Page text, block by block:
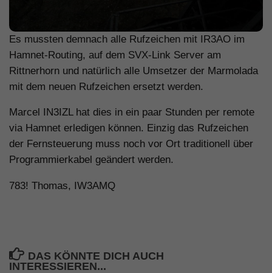
Es mussten demnach alle Rufzeichen mit IR3AO im
Hamnet-Routing, auf dem SVX-Link Server am
Rittnerhorn und natürlich alle Umsetzer der Marmolada
mit dem neuen Rufzeichen ersetzt werden.
Marcel IN3IZL hat dies in ein paar Stunden per remote
via Hamnet erledigen können. Einzig das Rufzeichen
der Fernsteuerung muss noch vor Ort traditionell über
Programmierkabel geändert werden.
783! Thomas, IW3AMQ
DAS KÖNNTE DICH AUCH
INTERESSIEREN...